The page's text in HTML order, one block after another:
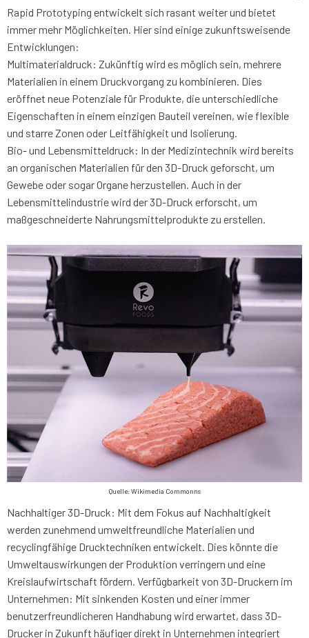
Rapid Prototyping entwickelt sich rasant weiter und bietet
immer mehr Möglichkeiten. Hier sind einige zukunftsweisende
Entwicklungen:
Multimaterialdruck: Zukünftig wird es möglich sein, mehrere
Materialien in einem Druckvorgang zu kombinieren. Dies
eröffnet neue Potenziale für Produkte, die unterschiedliche
Eigenschaften in einem einzigen Bauteil vereinen, wie flexible
und starre Zonen oder Leitfähigkeit und Isolierung.
Bio- und Lebensmitteldruck: In der Medizintechnik wird bereits
an organischen Materialien für den 3D-Druck geforscht, um
Gewebe oder sogar Organe herzustellen. Auch in der
Lebensmittelindustrie wird der 3D-Druck erforscht, um
maßgeschneiderte Nahrungsmittelprodukte zu erstellen.
Quelle: Wikimedia Commonns
Nachhaltiger 3D-Druck: Mit dem Fokus auf Nachhaltigkeit
werden zunehmend umweltfreundliche Materialien und
recyclingfähige Drucktechniken entwickelt. Dies könnte die
Umweltauswirkungen der Produktion verringern und eine
Kreislaufwirtschaft fördern. Verfügbarkeit von 3D-Druckern im
Unternehmen: Mit sinkenden Kosten und einer immer
benutzerfreundlicheren Handhabung wird erwartet, dass 3D-
Drucker in Zukunft häufiger direkt in Unternehmen integriert